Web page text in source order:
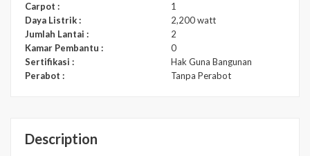
Carpot :
1
Daya Listrik :
2,200 watt
Jumlah Lantai :
2
Kamar Pembantu :
0
Sertifikasi :
Hak Guna Bangunan
Perabot :
Tanpa Perabot
Description